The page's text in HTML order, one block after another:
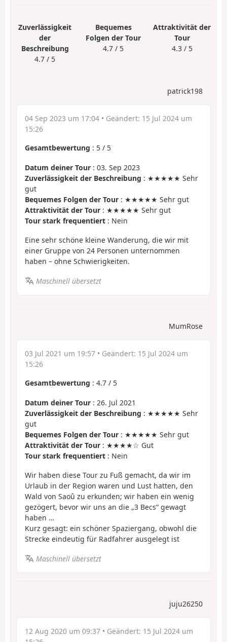
Zuverlässigkeit
der
Beschreibung
4.7 / 5
Bequemes
Folgen der Tour
4.7 / 5
Attraktivität der
Tour
4.3 / 5
patrick198
04 Sep 2023 um 17:04 • Geändert: 15 Jul 2024 um
15:26
Gesamtbewertung : 5 / 5
Datum deiner Tour : 03. Sep 2023
Zuverlässigkeit der Beschreibung : ★★★★★ Sehr
gut
Bequemes Folgen der Tour : ★★★★★ Sehr gut
Attraktivität der Tour : ★★★★★ Sehr gut
Tour stark frequentiert : Nein
Eine sehr schöne kleine Wanderung, die wir mit
einer Gruppe von 24 Personen unternommen
haben – ohne Schwierigkeiten.
Maschinell übersetzt
MumRose
03 Jul 2021 um 19:57 • Geändert: 15 Jul 2024 um
15:26
Gesamtbewertung : 4.7 / 5
Datum deiner Tour : 26. Jul 2021
Zuverlässigkeit der Beschreibung : ★★★★★ Sehr
gut
Bequemes Folgen der Tour : ★★★★★ Sehr gut
Attraktivität der Tour : ★★★★☆ Gut
Tour stark frequentiert : Nein
Wir haben diese Tour zu Fuß gemacht, da wir im
Urlaub in der Region waren und Lust hatten, den
Wald von Saoû zu erkunden; wir haben ein wenig
gezögert, bevor wir uns an die „3 Becs“ gewagt
haben …
Kurz gesagt: ein schöner Spaziergang, obwohl die
Strecke eindeutig für Radfahrer ausgelegt ist
Maschinell übersetzt
juju26250
12 Aug 2020 um 09:37 • Geändert: 15 Jul 2024 um